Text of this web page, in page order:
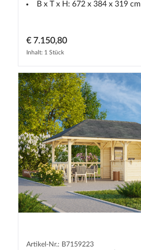
B x T x H: 672 x 384 x 319 cm
€ 7.150,80
Inhalt: 1 Stück
Artikel-Nr.: B7159223